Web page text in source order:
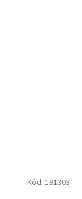
Kód: 191303